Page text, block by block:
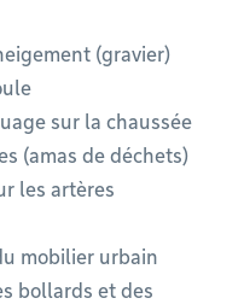
(gravier)
sur la chaussée
(amas de déchets)
les artères
mobilier urbain
bollards et des